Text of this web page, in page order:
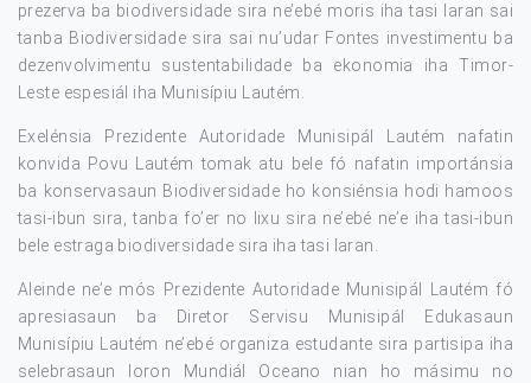
prezerva ba biodiversidade sira ne’ebé moris iha tasi laran sai
tanba Biodiversidade sira sai nu’udar Fontes investimentu ba
dezenvolvimentu sustentabilidade ba ekonomia iha Timor-
Leste espesiál iha Munisípiu Lautém.
Exelénsia Prezidente Autoridade Munisipál Lautém nafatin
konvida Povu Lautém tomak atu bele fó nafatin importánsia
ba konservasaun Biodiversidade ho konsiénsia hodi hamoos
tasi-ibun sira, tanba fo’er no lixu sira ne’ebé ne’e iha tasi-ibun
bele estraga biodiversidade sira iha tasi laran.
Aleinde ne’e mós Prezidente Autoridade Munisipál Lautém fó
apresiasaun ba Diretor Servisu Munisipál Edukasaun
Munisípiu Lautém ne’ebé organiza estudante sira partisipa iha
selebrasaun loron Mundiál Oceano nian ho másimu no